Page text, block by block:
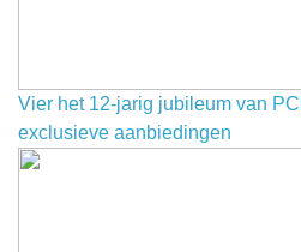
Vier het 12-jarig jubileum van
exclusieve aanbiedingen